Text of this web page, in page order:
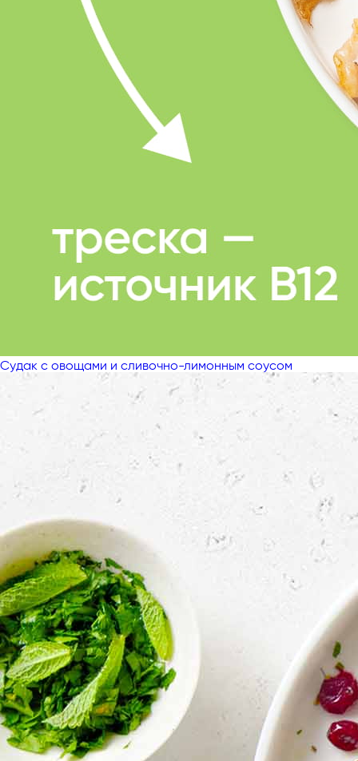
Судак с овощами и сливочно-лимонным соусом